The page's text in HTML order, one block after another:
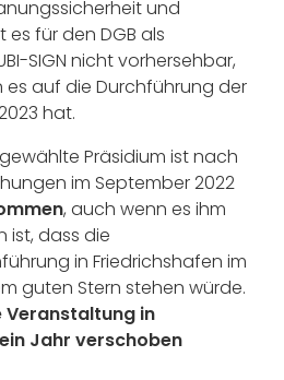
und
es für den DGB als
SIGN nicht vorhersehbar,
es auf die Durchführung der
hat.
Präsidium ist nach
im September 2022
, auch wenn es ihm
ist, dass die
in Friedrichshafen im
guten Stern stehen würde.
Veranstaltung in
Jahr verschoben